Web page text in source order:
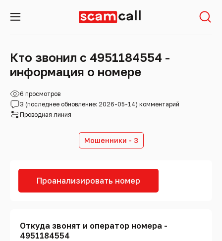
Кто звонил с 4951184554 -
информация о номере
6 просмотров
3 (последнее обновление: 2026-05-14) комментарий
Проводная линия
Мошенники - 3
Проанализировать номер
Откуда звонят и оператор номера -
4951184554